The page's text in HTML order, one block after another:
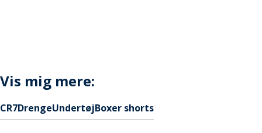
Vis mig mere:
CR7DrengeUndertøjBoxer shorts